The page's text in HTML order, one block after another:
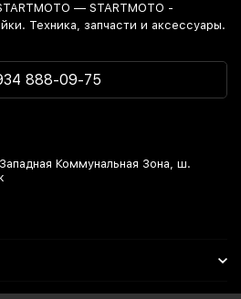
— STARTMOTO -
Техника, запчасти и аксессуары.
888-09-75
Коммунальная Зона, ш.